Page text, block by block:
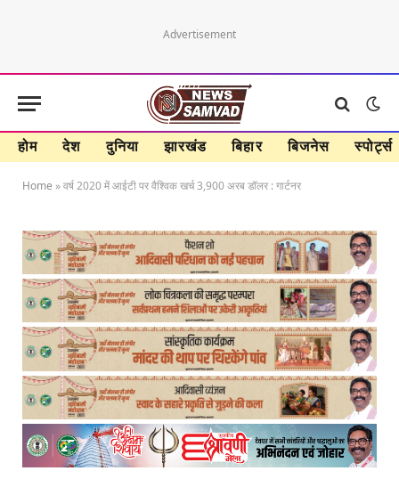
Advertisement
होम देश दुनिया झारखंड बिहार बिजनेस स्पोर्ट्स
Home »वर्ष 2020 में आईटी पर वैश्विक खर्च 3,900 अरब डॉलर : गार्टनर